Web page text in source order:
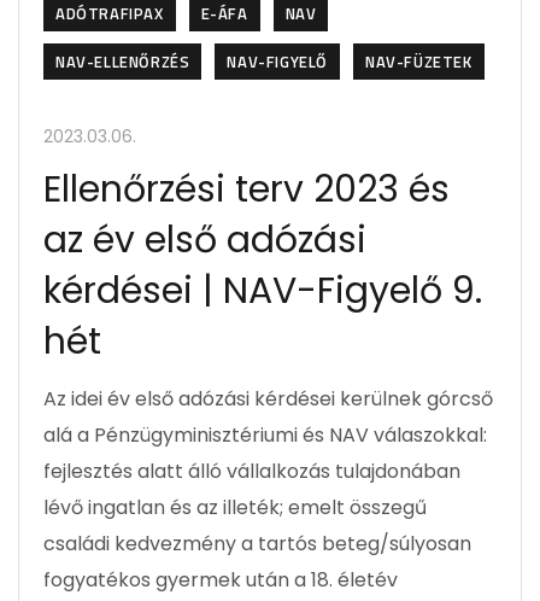
ADÓTRAFIPAX
E-ÁFA
NAV
NAV-ELLENŐRZÉS
NAV-FIGYELŐ NAV-FÜZETEK
2023.03.06.
Ellenőrzési terv 2023 és
az év első adózási
kérdései | NAV-Figyelő 9.
hét
Az idei év első adózási kérdései kerülnek górcső
alá a Pénzügyminisztériumi és NAV válaszokkal:
fejlesztés alatt álló vállalkozás tulajdonában
lévő ingatlan és az illeték; emelt összegű
családi kedvezmény a tartós beteg/súlyosan
fogyatékos gyermek után a 18. életév